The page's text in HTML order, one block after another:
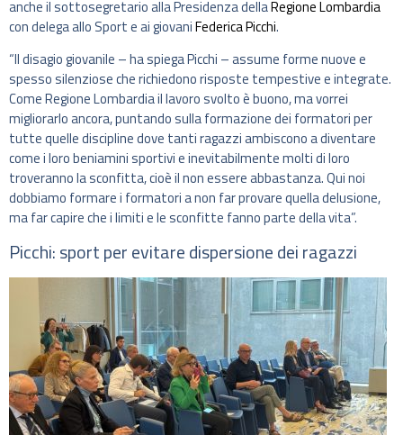
anche il sottosegretario alla Presidenza dellaRegione Lombardia
con delega allo Sport e ai giovaniFederica Picchi.
“Il disagio giovanile – ha spiega Picchi – assume forme nuove e
spesso silenziose che richiedono risposte tempestive e integrate.
Come Regione Lombardia il lavoro svolto è buono, ma vorrei
migliorarlo ancora, puntando sulla formazione dei formatori per
tutte quelle discipline dove tanti ragazzi ambiscono a diventare
come i loro beniamini sportivi e inevitabilmente molti di loro
troveranno la sconfitta, cioè il non essere abbastanza. Qui noi
dobbiamo formare i formatori a non far provare quella delusione,
ma far capire che i limiti e le sconfitte fanno parte della vita”.
Picchi: sport per evitare dispersione dei ragazzi